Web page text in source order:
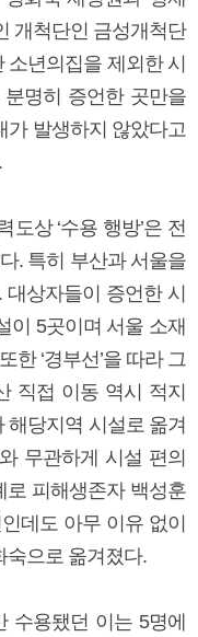
개척단인 금성개척단
소년의집을 제외한 시
명히 증언한 곳만을
가 발생하지 않았다고
상 ‘수용 행방’은 전
. 특히 부산과 서울을
상자들이 증언한 시
이 5곳이며 서울 소재
한 ‘경부선’을 따라 그
직접 이동 역시 적지
해당지역 시설로 옮겨
무관하게 시설 편의
로 피해생존자 백성훈
데도 아무 이유 없이
숙으로 옮겨졌다.
수용됐던 이는 5명에